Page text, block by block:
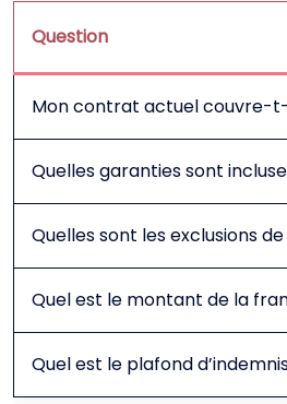
Question
Mon contrat actuel couvre-
Quelles garanties sont
Quelles sont les exclusions
Quel est le montant de la
Quel est le plafond